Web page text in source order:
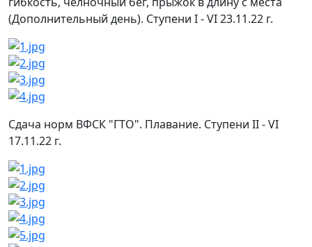
(Дополнительный день). Ступени I - VI 23.11.22 г.
Сдача норм ВФСК "ГТО". Плавание. Ступени II - VI
17.11.22 г.